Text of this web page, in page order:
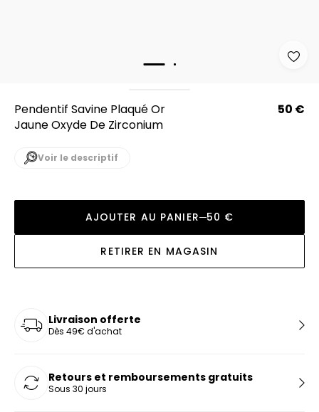
Pendentif Savine Plaqué Or
Jaune Oxyde De Zirconium
50 €
Voir le descriptif
AJOUTER AU PANIER 50 €
RETIRER EN MAGASIN
Livraison offerte
Dès 49€ d'achat
Retours et remboursements gratuits
Sous 30 jours